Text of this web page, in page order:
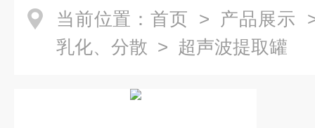
当前位置： 首页 > 产品展示
乳化、分散 > 超声波提取罐